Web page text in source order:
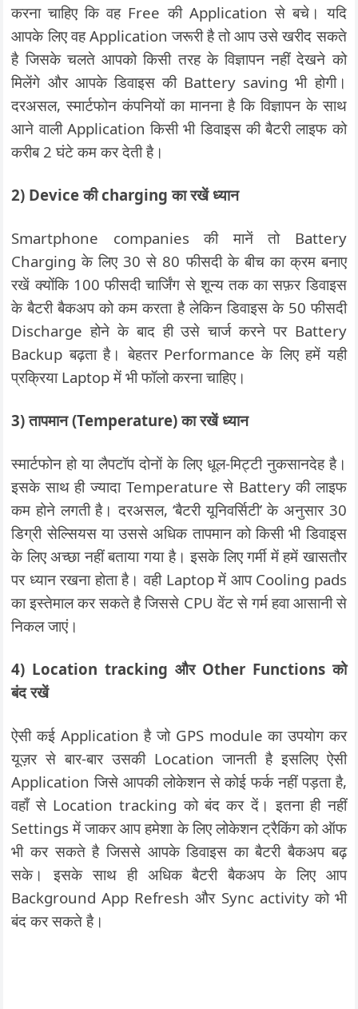
करना चाहिए कि वह Free की Application से बचे। यदि
आपके लिए वह Application जरूरी है तो आप उसे खरीद सकते
है जिसके चलते आपको किसी तरह के विज्ञापन नहीं देखने को
मिलेंगे और आपके डिवाइस की Battery saving भी होगी।
दरअसल, स्मार्टफोन कंपनियों का मानना है कि विज्ञापन के साथ
आने वाली Application किसी भी डिवाइस की बैटरी लाइफ को
करीब 2 घंटे कम कर देती है।
2) Device की charging का रखें ध्यान
Smartphone companies की मानें तो Battery
Charging के लिए 30 से 80 फीसदी के बीच का क्रम बनाए
रखें क्योंकि 100 फीसदी चार्जिंग से शून्य तक का सफ़र डिवाइस
के बैटरी बैकअप को कम करता है लेकिन डिवाइस के 50 फीसदी
Discharge होने के बाद ही उसे चार्ज करने पर Battery
Backup बढ़ता है। बेहतर Performance के लिए हमें यही
प्रक्रिया Laptop में भी फॉलो करना चाहिए।
3) तापमान (Temperature) का रखें ध्यान
स्मार्टफोन हो या लैपटॉप दोनों के लिए धूल-मिट्टी नुकसानदेह है।
इसके साथ ही ज्यादा Temperature से Battery की लाइफ
कम होने लगती है। दरअसल, ‘बैटरी यूनिवर्सिटी’ के अनुसार 30
डिग्री सेल्सियस या उससे अधिक तापमान को किसी भी डिवाइस
के लिए अच्छा नहीं बताया गया है। इसके लिए गर्मी में हमें खासतौर
पर ध्यान रखना होता है। वही Laptop में आप Cooling pads
का इस्तेमाल कर सकते है जिससे CPU वेंट से गर्म हवा आसानी से
निकल जाएं।
4) Location tracking और Other Functions को
बंद रखें
ऐसी कई Application है जो GPS module का उपयोग कर
यूज़र से बार-बार उसकी Location जानती है इसलिए ऐसी
Application जिसे आपकी लोकेशन से कोई फर्क नहीं पड़ता है,
वहाँ से Location tracking को बंद कर दें। इतना ही नहीं
Settings में जाकर आप हमेशा के लिए लोकेशन ट्रैकिंग को ऑफ
भी कर सकते है जिससे आपके डिवाइस का बैटरी बैकअप बढ़
सके। इसके साथ ही अधिक बैटरी बैकअप के लिए आप
Background App Refresh और Sync activity को भी
बंद कर सकते है।